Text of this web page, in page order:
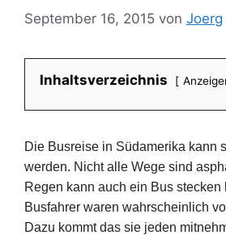
September 16, 2015 von Joerg
Inhaltsverzeichnis
Die Busreise in Südamerika kann
werden. Nicht alle Wege sind
Regen kann auch ein Bus
Busfahrer waren wahrscheinlich
Dazu kommt das sie jeden